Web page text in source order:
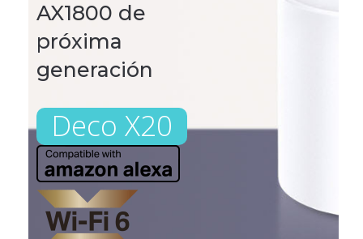
AX1800 de
próxima
generación
Deco X20